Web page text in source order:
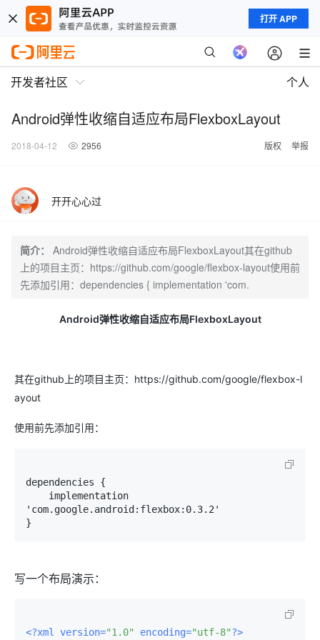
打开 APP
开发者社区 个人
Android弹性收缩自适应布局FlexboxLayout
2018-04-12 2956 版权 举报
开开心心过
简介：
Android弹性收缩自适应布局FlexboxLayout其在github
上的项目主页：https://github.com/google/flexbox-layout使用前
先添加引用：dependencies { implementation 'com.
Android弹性收缩自适应布局FlexboxLayout
其在github上的项目主页：https://github.com/google/flexbox-l
ayout
使用前先添加引用：
dependencies {
'com.google.android:flexbox:0.3.2'
}
写一个布局演示：
<?xml version="1.0" encoding="utf-8"?>